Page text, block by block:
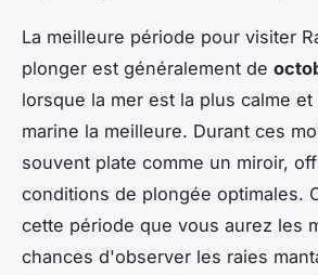
La meilleure période pour visiter
plonger est généralement de
lorsque la mer est la plus calme
marine la meilleure. Durant ces
souvent plate comme un miroir,
conditions de plongée optimales.
cette période que vous aurez les
chances d'observer les raies